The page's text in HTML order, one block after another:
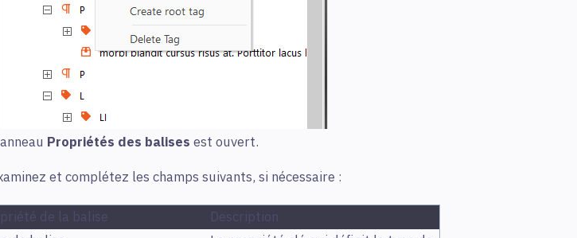
Propriétés des balises est ouvert.
et complétez les champs suivants, si nécessaire :
de la balise
Description